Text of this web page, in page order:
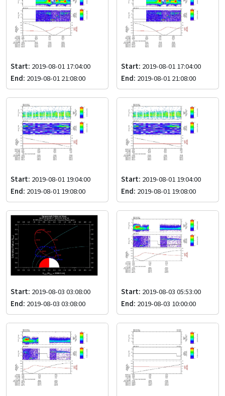
Start: 2019-08-01 17:04:00
End: 2019-08-01 21:08:00
Start: 2019-08-01 17:04:00
End: 2019-08-01 21:08:00
Start: 2019-08-01 19:04:00
End: 2019-08-01 19:08:00
Start: 2019-08-01 19:04:00
End: 2019-08-01 19:08:00
Start: 2019-08-03 03:08:00
End: 2019-08-03 03:08:00
Start: 2019-08-03 05:53:00
End: 2019-08-03 10:00:00